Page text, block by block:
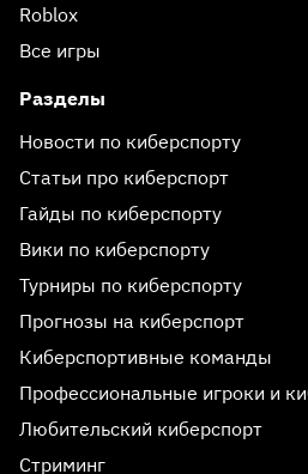
Roblox
Все игры
Разделы
Новости по киберспорту
Статьи про киберспорт
Гайды по киберспорту
Вики по киберспорту
Турниры по киберспорту
Прогнозы на киберспорт
Киберспортивные команды
Профессиональные игроки и
Любительский киберспорт
Стриминг